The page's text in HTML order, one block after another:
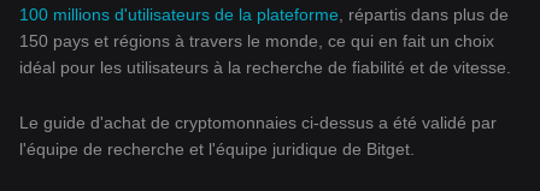
100 millions d'utilisateurs de la plateforme, répartis dans plus de
150 pays et régions à travers le monde, ce qui en fait un choix
idéal pour les utilisateurs à la recherche de fiabilité et de vitesse.
Le guide d'achat de cryptomonnaies ci-dessus a été validé par
l'équipe de recherche et l'équipe juridique de Bitget.